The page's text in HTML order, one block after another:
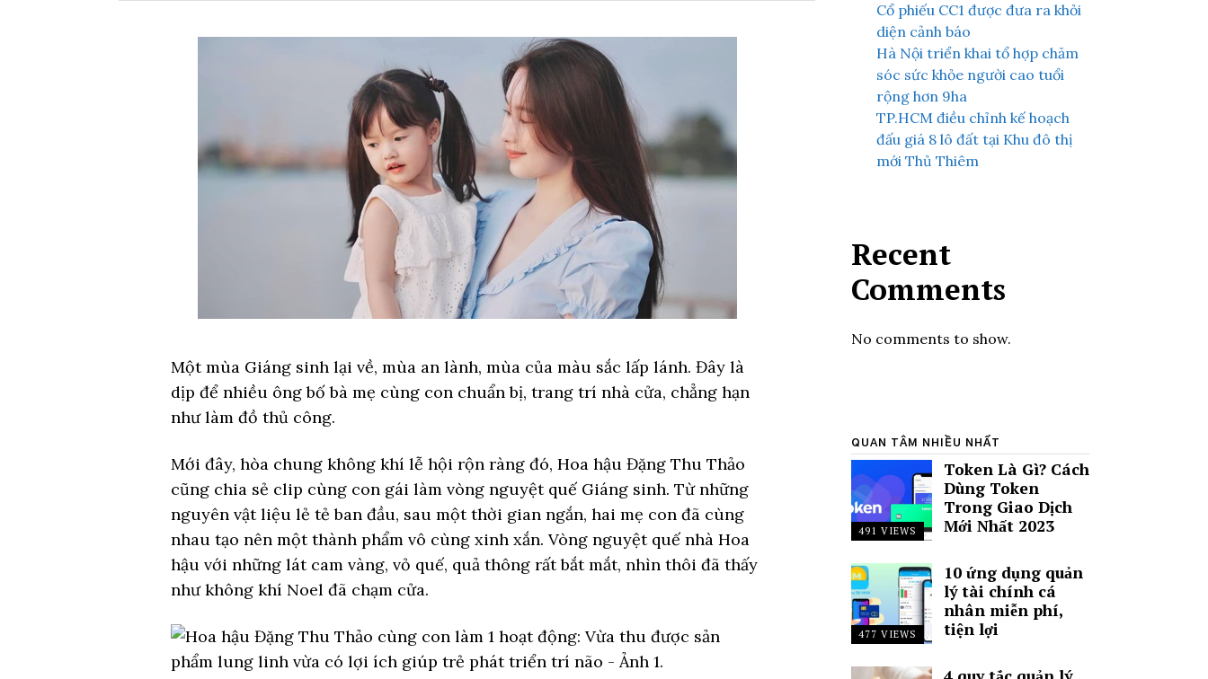
Một mùa Giáng sinh lại về, mùa an lành, mùa của màu sắc lấp lánh. Đây là
dịp để nhiều ông bố bà mẹ cùng con chuẩn bị, trang trí nhà cửa, chẳng hạn
như làm đồ thủ công.
Mới đây, hòa chung không khí lễ hội rộn ràng đó, Hoa hậu Đặng Thu Thảo
cũng chia sẻ clip cùng con gái làm vòng nguyệt quế Giáng sinh. Từ những
nguyên vật liệu lẻ tẻ ban đầu, sau một thời gian ngắn, hai mẹ con đã cùng
nhau tạo nên một thành phẩm vô cùng xinh xắn. Vòng nguyệt quế nhà Hoa
hậu với những lát cam vàng, vỏ quế, quả thông rất bắt mắt, nhìn thôi đã thấy
như không khí Noel đã chạm cửa.
Cổ phiếu CC1 được đưa ra khỏi
diện cảnh báo
Hà Nội triển khai tổ hợp chăm
sóc sức khỏe người cao tuổi
rộng hơn 9ha
TP.HCM điều chỉnh kế hoạch
đấu giá 8 lô đất tại Khu đô thị
mới Thủ Thiêm
Recent
Comments
No comments to show.
QUAN TÂM NHIỀU NHẤT
491 VIEWS
Token Là Gì? Cách
Dùng Token
Trong Giao Dịch
Mới Nhất 2023
477 VIEWS
10 ứng dụng quản
lý tài chính cá
nhân miễn phí,
tiện lợi